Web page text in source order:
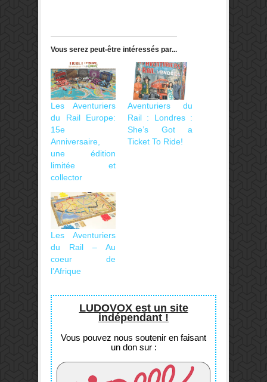
Vous serez peut-être intéressés par...
Les Aventuriers
du Rail Europe:
15e
Anniversaire,
une édition
limitée et
collector
Aventuriers du
Rail : Londres :
She’s Got a
Ticket To Ride!
Les Aventuriers
du Rail – Au
coeur de
l’Afrique
LUDOVOX est un site
indépendant !
Vous pouvez nous soutenir en faisant
un don sur :